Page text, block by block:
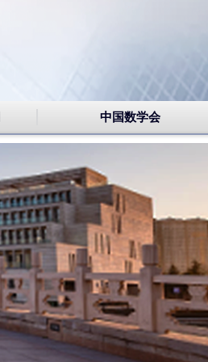
中国数学会